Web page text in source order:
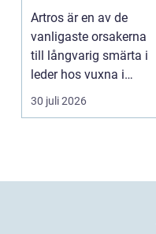
mindre smärta och
mer rörelse
Artros är en av de
vanligaste orsakerna
till långvarig smärta i
leder hos vuxna i
Sverige. Många i S...
30 juli 2026